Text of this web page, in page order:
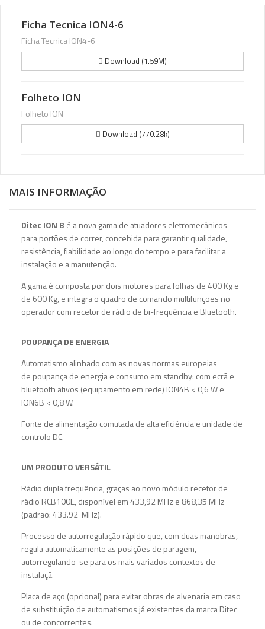
Ficha Tecnica ION4-6
Ficha Tecnica ION4-6
Download (1.59M)
Folheto ION
Folheto ION
Download (770.28k)
MAIS INFORMAÇÃO
Ditec ION B é a nova gama de atuadores eletromecânicos
para portões de correr, concebida para garantir qualidade,
resistência, fiabilidade ao longo do tempo e para facilitar a
instalação e a manutenção.
A gama é composta por dois motores para folhas de 400 Kg e
de 600 Kg, e integra o quadro de comando multifunções no
operador com recetor de rádio de bi-frequência e Bluetooth.
POUPANÇA DE ENERGIA
Automatismo alinhado com as novas normas europeias
de poupança de energia e consumo em standby: com ecrã e
bluetooth ativos (equipamento em rede) ION4B < 0,6 W e
ION6B < 0,8 W.
Fonte de alimentação comutada de alta eficiência e unidade de
controlo DC.
UM PRODUTO VERSÁTIL
Rádio dupla frequência, graças ao novo módulo recetor de
rádio RCB100E, disponível em 433,92 MHz e 868,35 MHz
(padrão: 433.92 MHz).
Processo de autorregulação rápido que, com duas manobras,
regula automaticamente as posições de paragem,
autorregulando-se para os mais variados contextos de
instalaçã.
Placa de aço (opcional) para evitar obras de alvenaria em caso
de substituição de automatismos já existentes da marca Ditec
ou de concorrentes.